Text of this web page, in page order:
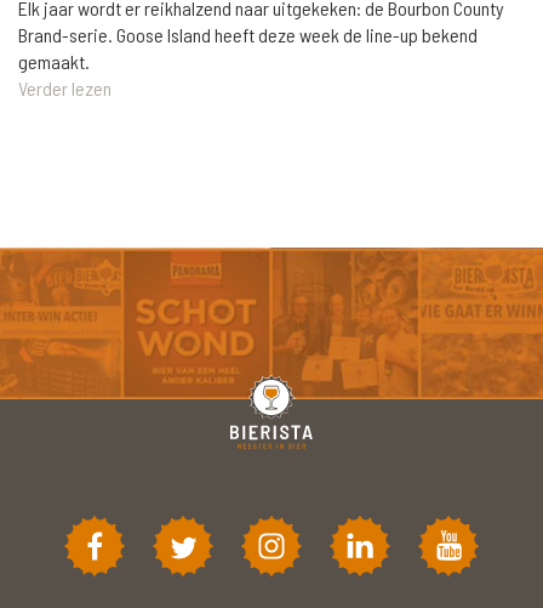
Elk jaar wordt er reikhalzend naar uitgekeken: de Bourbon County
Brand-serie. Goose Island heeft deze week de line-up bekend
gemaakt.
Verder lezen